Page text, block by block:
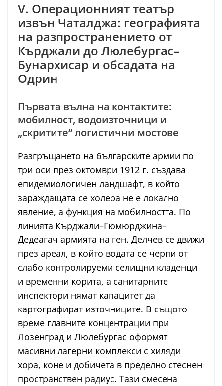
V. Операционният театър
извън Чаталджа: географията
на разпространението от
Кърджали до Люлебургас–
Бунархисар и обсадата на
Одрин
Първата вълна на контактите:
мобилност, водоизточници и
„скритите“ логистични мостове
Разгръщането на българските армии по
три оси през октомври 1912 г. създава
епидемиологичен ландшафт, в който
зараждащата се холера не е локално
явление, а функция на мобилността. По
линията Кърджали–Гюмюрджина–
Дедеагач армията на ген. Делчев се движи
през ареал, в който водата се черпи от
слабо контролируеми селищни кладенци
и временни корита, а санитарните
инспектори нямат капацитет да
картографират източниците. В същото
време главните концентрации при
Лозенград и Люлебургас оформят
масивни лагерни комплекси с хиляди
хора, коне и добичета в пределно стеснен
пространствен радиус. Тази смесена